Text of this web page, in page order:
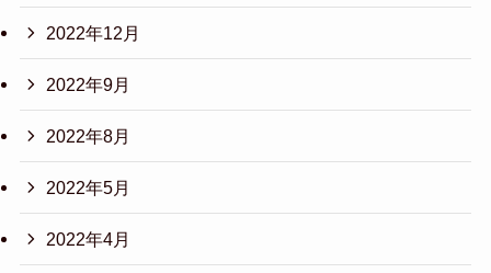
2022年12月
2022年9月
2022年8月
2022年5月
2022年4月